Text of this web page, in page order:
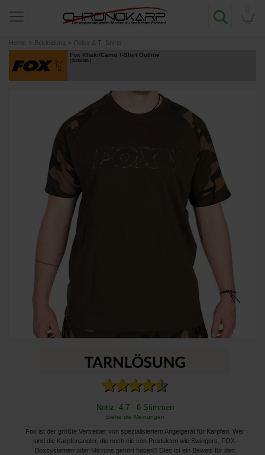
Home » Bekleidung » Polos & T- Shirts
Fox Khaki/Camo T-Shirt Outline
[268588A]
Notiz: 4.7 - 6 Stimmen
Siehe die Meinungen
Fox ist der größte Vertreiber von spezialisiertem Angelgerät für Karpfen. Wer
sind die Karpfenangler, die noch nie von Produkten wie Swingers, FOX-
Boxsystemen oder Microns gehört haben? Dies ist ein Beweis für den